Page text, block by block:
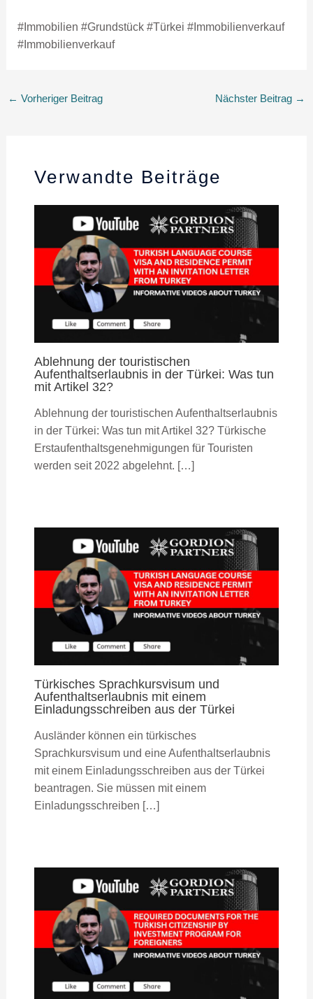
#Immobilien #Grundstück #Türkei #Immobilienverkauf
#Immobilienverkauf
← Vorheriger Beitrag Nächster Beitrag →
Verwandte Beiträge
Ablehnung der touristischen
Aufenthaltserlaubnis in der Türkei: Was tun
mit Artikel 32?
Ablehnung der touristischen Aufenthaltserlaubnis
in der Türkei: Was tun mit Artikel 32? Türkische
Erstaufenthaltsgenehmigungen für Touristen
werden seit 2022 abgelehnt. […]
Türkisches Sprachkursvisum und
Aufenthaltserlaubnis mit einem
Einladungsschreiben aus der Türkei
Ausländer können ein türkisches
Sprachkursvisum und eine Aufenthaltserlaubnis
mit einem Einladungsschreiben aus der Türkei
beantragen. Sie müssen mit einem
Einladungsschreiben […]